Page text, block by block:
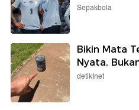
Sepakbola
Bikin Mata
Nyata,
detikInet